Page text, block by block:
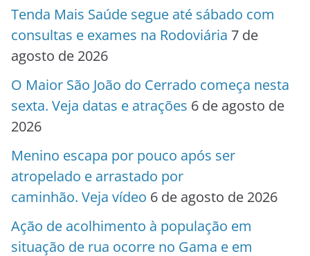
Tenda Mais Saúde segue até sábado com
consultas e exames na Rodoviária 7 de
agosto de 2026
O Maior São João do Cerrado começa nesta
sexta. Veja datas e atrações 6 de agosto de
2026
Menino escapa por pouco após ser
atropelado e arrastado por
caminhão. Veja vídeo 6 de agosto de 2026
Ação de acolhimento à população em
situação de rua ocorre no Gama e em